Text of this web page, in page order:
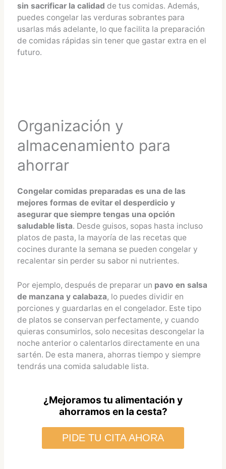
sin sacrificar la calidad de tus comidas. Además,
puedes congelar las verduras sobrantes para
usarlas más adelante, lo que facilita la preparación
de comidas rápidas sin tener que gastar extra en el
futuro.
Organización y
almacenamiento para
ahorrar
Congelar comidas preparadas es una de las
mejores formas de evitar el desperdicio y
asegurar que siempre tengas una opción
saludable lista. Desde guisos, sopas hasta incluso
platos de pasta, la mayoría de las recetas que
cocines durante la semana se pueden congelar y
recalentar sin perder su sabor ni nutrientes.
Por ejemplo, después de preparar un pavo en salsa
de manzana y calabaza, lo puedes dividir en
porciones y guardarlas en el congelador. Este tipo
de platos se conservan perfectamente, y cuando
quieras consumirlos, solo necesitas descongelar la
noche anterior o calentarlos directamente en una
sartén. De esta manera, ahorras tiempo y siempre
tendrás una comida saludable lista.
¿Mejoramos tu alimentación y
ahorramos en la cesta?
PIDE TU CITA AHORA